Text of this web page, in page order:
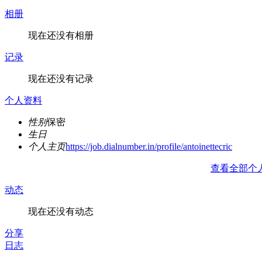
相册
现在还没有相册
记录
现在还没有记录
个人资料
性别保密
生日
个人主页https://job.dialnumber.in/profile/antoinettecric
查看全部个
动态
现在还没有动态
分享
日志